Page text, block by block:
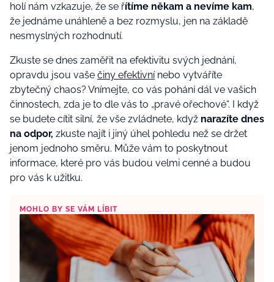
holí nám vzkazuje, že se řítíme někam a nevíme kam,
že jednáme unáhleně a bez rozmyslu, jen na základě
nesmyslných rozhodnutí.
Zkuste se dnes zaměřit na efektivitu svých jednání,
opravdu jsou vaše činy efektivnínebo vytváříte
zbytečný chaos? Vnímejte, co vás pohání dál ve vašich
činnostech, zda je to dle vás to „pravé ořechové“. I když
se budete cítit silní, že vše zvládnete, když narazíte dnes
na odpor, zkuste najít i jiný úhel pohledu než se držet
jenom jednoho směru. Může vám to poskytnout
informace, které pro vás budou velmi cenné a budou
pro vás k užitku.
MOHLO BY SE VÁM LÍBIT